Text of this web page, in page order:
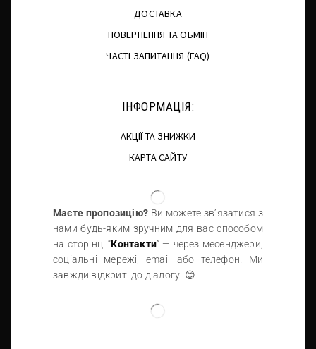
ДОСТАВКА
ПОВЕРНЕННЯ ТА ОБМІН
ЧАСТІ ЗАПИТАННЯ (FAQ)
ІНФОРМАЦІЯ:
АКЦІЇ ТА ЗНИЖКИ
КАРТА САЙТУ
Маєте пропозицію? Ви можете зв’язатися з
нами будь-яким зручним для вас способом
на сторінці “Контакти” — через месенджери,
соціальні мережі, email або телефон. Ми
завжди відкриті до діалогу! 😊